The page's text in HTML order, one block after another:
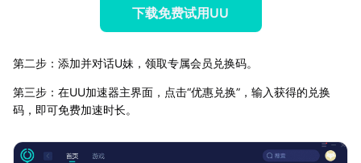
下载免费试用UU
第二步：添加并对话U妹，领取专属会员兑换码。
第三步：在UU加速器主界面，点击“优惠兑换”，输入获得的兑换
码，即可免费加速时长。